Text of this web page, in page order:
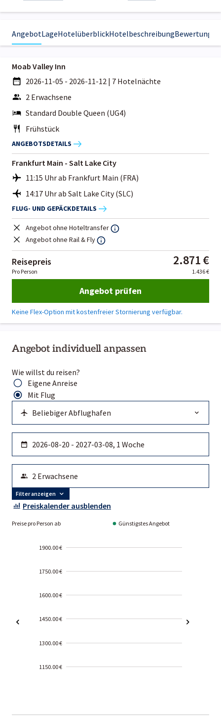
AngebotLageHotelüberblickHotelbeschreibungBewertungen
Angebot individuell anpassen
Wie willst du reisen?
Eigene Anreise
Mit Flug
Filter anzeigen
Preiskalender ausblenden
Preise pro Person ab Günstigstes Angebot
1900.00 €
1750.00 €
1600.00 €
1450.00 €
1300.00 €
1150.00 €
01-02
Moab Valley Inn
2026-11-05 - 2026-11-12 | 7 Hotelnächte
2 Erwachsene
Standard Double Queen (UG4)
Frühstück
ANGEBOTSDETAILS
Frankfurt Main - Salt Lake City
11:15 Uhr ab Frankfurt Main (FRA)
14:17 Uhr ab Salt Lake City (SLC)
FLUG- UND GEPÄCKDETAILS
Angebot ohne Hoteltransfer
Angebot ohne Rail & Fly
Reisepreis 2.871 €
Pro Person 1.436 €
Angebot prüfen
Keine Flex-Option mit kostenfreier Stornierung verfügbar.